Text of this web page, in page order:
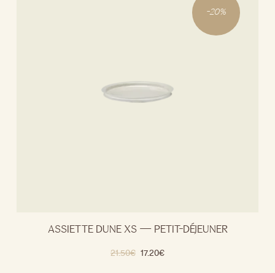
-20%
ASSIETTE DUNE XS — PETIT-DÉJEUNER
21.50€ 17.20€